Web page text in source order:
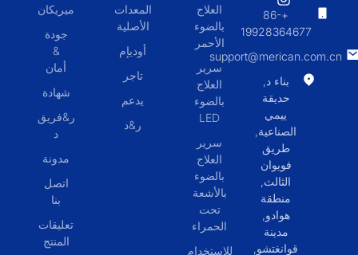
+86-
19928364677
support@merican.com.cn
بناء د,
حديقة
ييمي
الصناعية,
طريق
فويوان
الثالث,
منطقة
هوادو,
مدينة
قوانغتشو,
العلاج
بالضوء
الأحمر
سرير
العلاج
بالضوء
LED
سرير
العلاج
بالضوء
بالأشعة
تحت
الحمراء
للاستخدام
المعدات
الأصلية
أوديإم
تاجر
يدعم
ر&د
ميريكان
جودة
&
أمان
شهادة
ر&فريق
د
مدونة
اتصل
بنا
تعليقات
المنتج